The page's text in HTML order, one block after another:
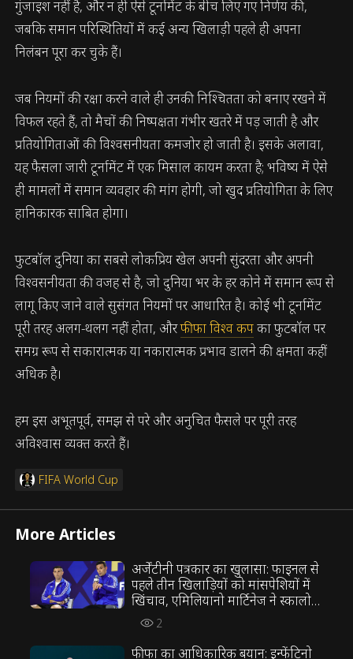
गुंजाइश नहीं है, और न ही ऐसे टूर्नामेंट के बीच लिए गए निर्णय की,
जबकि समान परिस्थितियों में कई अन्य खिलाड़ी पहले ही अपना
निलंबन पूरा कर चुके हैं।
जब नियमों की रक्षा करने वाले ही उनकी निश्चितता को बनाए रखने में
विफल रहते हैं, तो मैचों की निष्पक्षता गंभीर खतरे में पड़ जाती है और
प्रतियोगिताओं की विश्वसनीयता कमजोर हो जाती है। इसके अलावा,
यह फैसला जारी टूर्नामेंट में एक मिसाल कायम करता है; भविष्य में ऐसे
ही मामलों में समान व्यवहार की मांग होगी, जो खुद प्रतियोगिता के लिए
हानिकारक साबित होगा।
फुटबॉल दुनिया का सबसे लोकप्रिय खेल अपनी सुंदरता और अपनी
विश्वसनीयता की वजह से है, जो दुनिया भर के हर कोने में समान रूप से
लागू किए जाने वाले सुसंगत नियमों पर आधारित है। कोई भी टूर्नामेंट
पूरी तरह अलग-थलग नहीं होता, औरफीफा विश्व कपका फुटबॉल पर
समग्र रूप से सकारात्मक या नकारात्मक प्रभाव डालने की क्षमता कहीं
अधिक है।
हम इस अभूतपूर्व, समझ से परे और अनुचित फैसले पर पूरी तरह
अविश्वास व्यक्त करते हैं।
FIFA World Cup
More Articles
अर्जेंटीनी पत्रकार का खुलासा: फाइनल से
पहले तीन खिलाड़ियों को मांसपेशियों में
खिंचाव, एमिलियानो मार्टिनेज ने स्कालोनी
की रणनीति का विरोध किया
2
फीफा का आधिकारिक बयान: इन्फेंटिनो